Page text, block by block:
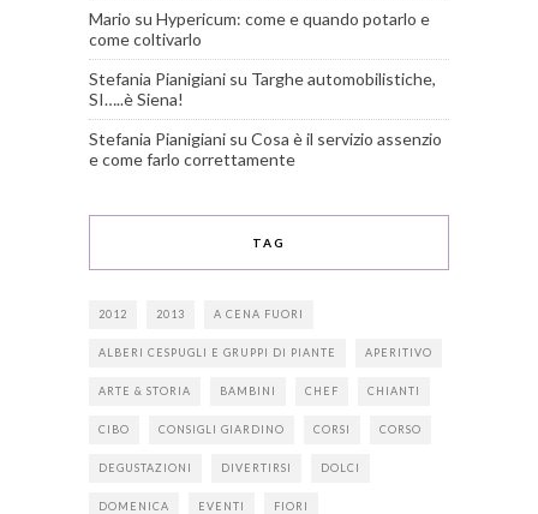
Mario su Hypericum: come e quando potarlo e
come coltivarlo
Stefania Pianigiani su Targhe automobilistiche,
SI…..è Siena!
Stefania Pianigiani su Cosa è il servizio assenzio
e come farlo correttamente
TAG
2012 2013 A CENA FUORI
ALBERI CESPUGLI E GRUPPI DI PIANTE APERITIVO
ARTE & STORIA BAMBINI CHEF CHIANTI
CIBO CONSIGLI GIARDINO CORSI CORSO
DEGUSTAZIONI DIVERTIRSI DOLCI
DOMENICA EVENTI FIORI